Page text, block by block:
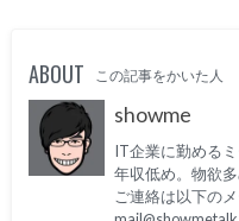
ABOUT この記事をかいた人
showme
IT企業に勤める
年収低め。物欲多
ご連絡は以下の